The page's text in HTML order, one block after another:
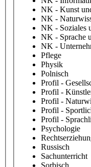
NK - Kunst
NK -
NK - Soziales
NK - Sprache
NK -
Pflege
Physik
Polnisch
Profil -
Profil -
Profil -
Profil -
Profil -
Psychologie
Russisch
Sachunterricht
Sorbisch